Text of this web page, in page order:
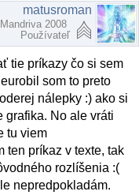
matusroman
Mandriva 2008
Používateľ
tie príkazy čo si sem
som to preto
nálepky :) ako si
grafika. No ale vráti
tu viem
ten príkaz v texte, tak
rozlíšenia :(
nepredpokladám.